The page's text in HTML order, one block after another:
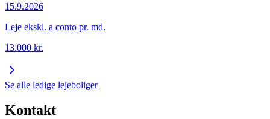
15.9.2026
Leje ekskl. a conto pr. md.
13.000 kr.
Se alle ledige lejeboliger
Kontakt